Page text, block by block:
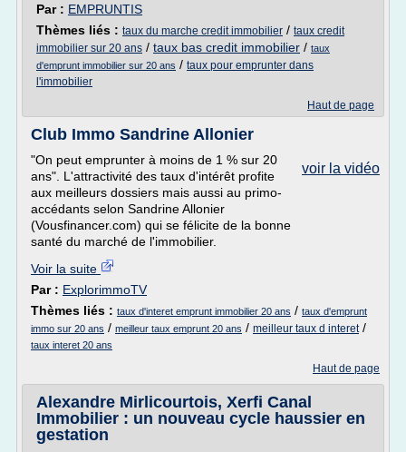
Par : EMPRUNTIS
Thèmes liés : taux du marche credit immobilier / taux credit
immobilier sur 20 ans / taux bas credit immobilier / taux
d'emprunt immobilier sur 20 ans / taux pour emprunter dans
l'immobilier
Haut de page
Club Immo Sandrine Allonier
voir la vidéo
"On peut emprunter à moins de 1 % sur 20
ans". L'attractivité des taux d'intérêt profite
aux meilleurs dossiers mais aussi au primo-
accédants selon Sandrine Allonier
(Vousfinancer.com) qui se félicite de la bonne
santé du marché de l'immobilier.
Voir la suite
Par : ExplorimmoTV
Thèmes liés : taux d'interet emprunt immobilier 20 ans / taux d'emprunt
immo sur 20 ans / meilleur taux emprunt 20 ans / meilleur taux d interet/
taux interet 20 ans
Haut de page
Alexandre Mirlicourtois, Xerfi Canal
Immobilier : un nouveau cycle haussier en
gestation